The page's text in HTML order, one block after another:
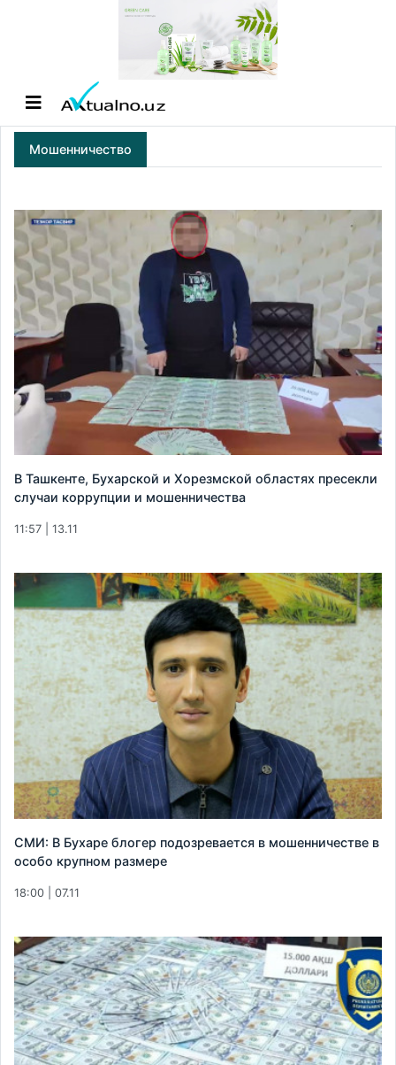
Мошенничество
В Ташкенте, Бухарской и Хорезмской областях пресекли
случаи коррупции и мошенничества
11:57 | 13.11
СМИ: В Бухаре блогер подозревается в мошенничестве в
особо крупном размере
18:00 | 07.11